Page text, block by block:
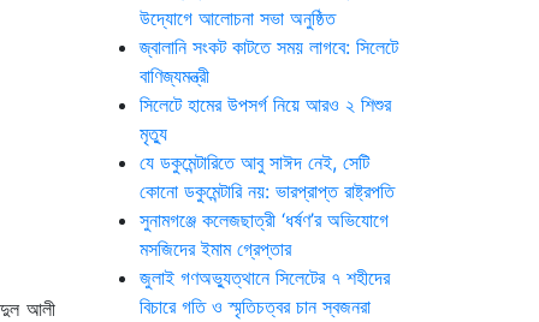
আলী
উদ্যোগে আলোচনা সভা অনুষ্ঠিত
জ্বালানি সংকট কাটতে সময় লাগবে: সিলেটে
বাণিজ্যমন্ত্রী
সিলেটে হামের উপসর্গ নিয়ে আরও ২ শিশুর
মৃত্যু
যে ডকুমেন্টারিতে আবু সাঈদ নেই, সেটি
কোনো ডকুমেন্টারি নয়: ভারপ্রাপ্ত রাষ্ট্রপতি
সুনামগঞ্জে কলেজছাত্রী ‘ধর্ষণ’র অভিযোগে
মসজিদের ইমাম গ্রেপ্তার
জুলাই গণঅভ্যুত্থানে সিলেটের ৭ শহীদের
বিচারে গতি ও স্মৃতিচত্বর চান স্বজনরা